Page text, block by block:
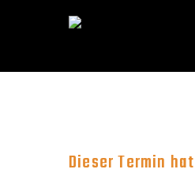
Dieser Termin